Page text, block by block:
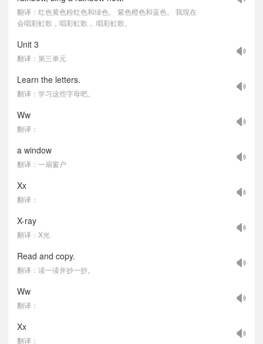
翻译：红色黄色粉红色和绿色。 紫色橙色和蓝色。 我现在
会唱彩虹歌，唱彩虹歌， 唱彩虹歌。
Unit 3
翻译：第三单元
Learn the letters.
翻译：学习这些字母吧。
Ww
翻译：
a window
翻译：一扇窗户
Xx
翻译：
X-ray
翻译：X光
Read and copy.
翻译：读一读并抄一抄。
Ww
翻译：
Xx
翻译：